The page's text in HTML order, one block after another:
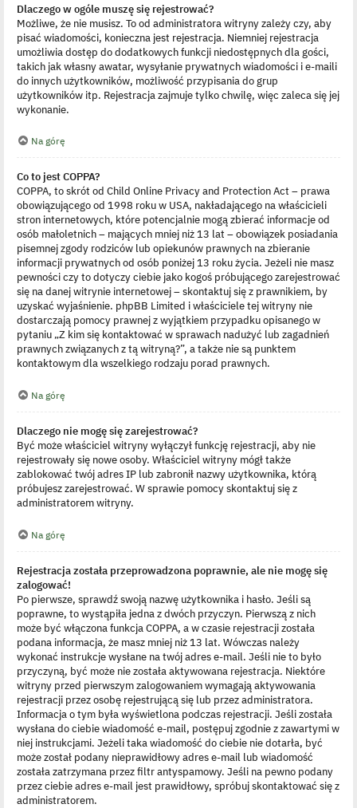
Dlaczego w ogóle muszę się rejestrować?
Możliwe, że nie musisz. To od administratora witryny zależy czy, aby
pisać wiadomości, konieczna jest rejestracja. Niemniej rejestracja
umożliwia dostęp do dodatkowych funkcji niedostępnych dla gości,
takich jak własny awatar, wysyłanie prywatnych wiadomości i e-maili
do innych użytkowników, możliwość przypisania do grup
użytkowników itp. Rejestracja zajmuje tylko chwilę, więc zaleca się jej
wykonanie.
Na górę
Co to jest COPPA?
COPPA, to skrót od Child Online Privacy and Protection Act – prawa
obowiązującego od 1998 roku w USA, nakładającego na właścicieli
stron internetowych, które potencjalnie mogą zbierać informacje od
osób małoletnich – mających mniej niż 13 lat – obowiązek posiadania
pisemnej zgody rodziców lub opiekunów prawnych na zbieranie
informacji prywatnych od osób poniżej 13 roku życia. Jeżeli nie masz
pewności czy to dotyczy ciebie jako kogoś próbującego zarejestrować
się na danej witrynie internetowej – skontaktuj się z prawnikiem, by
uzyskać wyjaśnienie. phpBB Limited i właściciele tej witryny nie
dostarczają pomocy prawnej z wyjątkiem przypadku opisanego w
pytaniu „Z kim się kontaktować w sprawach nadużyć lub zagadnień
prawnych związanych z tą witryną?”, a także nie są punktem
kontaktowym dla wszelkiego rodzaju porad prawnych.
Na górę
Dlaczego nie mogę się zarejestrować?
Być może właściciel witryny wyłączył funkcję rejestracji, aby nie
rejestrowały się nowe osoby. Właściciel witryny mógł także
zablokować twój adres IP lub zabronił nazwy użytkownika, którą
próbujesz zarejestrować. W sprawie pomocy skontaktuj się z
administratorem witryny.
Na górę
Rejestracja została przeprowadzona poprawnie, ale nie mogę się
zalogować!
Po pierwsze, sprawdź swoją nazwę użytkownika i hasło. Jeśli są
poprawne, to wystąpiła jedna z dwóch przyczyn. Pierwszą z nich
może być włączona funkcja COPPA, a w czasie rejestracji została
podana informacja, że masz mniej niż 13 lat. Wówczas należy
wykonać instrukcje wysłane na twój adres e-mail. Jeśli nie to było
przyczyną, być może nie została aktywowana rejestracja. Niektóre
witryny przed pierwszym zalogowaniem wymagają aktywowania
rejestracji przez osobę rejestrującą się lub przez administratora.
Informacja o tym była wyświetlona podczas rejestracji. Jeśli została
wysłana do ciebie wiadomość e-mail, postępuj zgodnie z zawartymi w
niej instrukcjami. Jeżeli taka wiadomość do ciebie nie dotarła, być
może został podany nieprawidłowy adres e-mail lub wiadomość
została zatrzymana przez filtr antyspamowy. Jeśli na pewno podany
przez ciebie adres e-mail jest prawidłowy, spróbuj skontaktować się z
administratorem.